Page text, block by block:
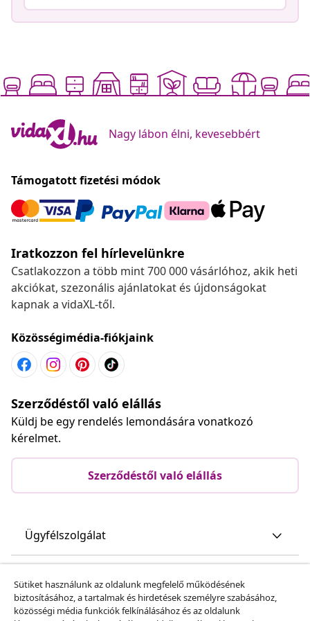
Nagy lábon élni, kevesebbért
Támogatott fizetési módok
Iratkozzon fel hírlevelünkre
Csatlakozzon a több mint 700 000 vásárlóhoz, akik heti
akciókat, szezonális ajánlatokat és újdonságokat
kapnak a vidaXL-től.
Közösségimédia-fiókjaink
Szerződéstől való elállás
Küldj be egy rendelés lemondására vonatkozó
kérelmet.
Szerződéstől való elállás
Ügyfélszolgálat
vidaXL
Sütiket használunk az oldalunk megfelelő működésének
biztosításához, a tartalmak és hirdetések személyre szabásához,
közösségi média funkciók felkínálásához és az oldalunk